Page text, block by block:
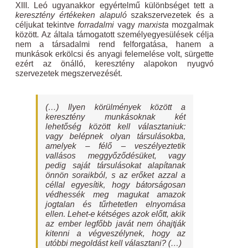
XIII. Leó ugyanakkor egyértelmű különbséget tett a
keresztény értékeken alapulószakszervezetek és a
céljukat tekintveforradalmi vagy marxista mozgalmak
között. Az általa támogatott személyegyesülések célja
nem a társadalmi rend felforgatása, hanem a
munkások erkölcsi és anyagi felemelése volt, sürgette
ezért az önálló, keresztény alapokon nyugvó
szervezetek megszervezését.
(…) Ilyen körülmények között a
keresztény munkásoknak két
lehetőség között kell választaniuk:
vagy belépnek olyan társulásokba,
amelyek – félő – veszélyeztetik
vallásos meggyőződésüket, vagy
pedig saját társulásokat alapítanak
önnön soraikból, s az erőket azzal a
céllal egyesítik, hogy bátorságosan
védhessék meg magukat amazok
jogtalan és tűrhetetlen elnyomása
ellen. Lehet-e kétséges azok előtt, akik
az ember legfőbb javát nem óhajtják
kitenni a végveszélynek, hogy az
utóbbi megoldást kell választani? (…)